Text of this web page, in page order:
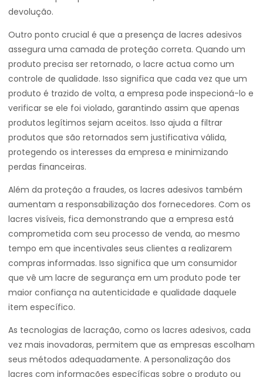
devolução.
Outro ponto crucial é que a presença de lacres adesivos
assegura uma camada de proteção correta. Quando um
produto precisa ser retornado, o lacre actua como um
controle de qualidade. Isso significa que cada vez que um
produto é trazido de volta, a empresa pode inspecioná-lo e
verificar se ele foi violado, garantindo assim que apenas
produtos legítimos sejam aceitos. Isso ajuda a filtrar
produtos que são retornados sem justificativa válida,
protegendo os interesses da empresa e minimizando
perdas financeiras.
Além da proteção a fraudes, os lacres adesivos também
aumentam a responsabilização dos fornecedores. Com os
lacres visíveis, fica demonstrando que a empresa está
comprometida com seu processo de venda, ao mesmo
tempo em que incentivales seus clientes a realizarem
compras informadas. Isso significa que um consumidor
que vê um lacre de segurança em um produto pode ter
maior confiança na autenticidade e qualidade daquele
item específico.
As tecnologias de lacração, como os lacres adesivos, cada
vez mais inovadoras, permitem que as empresas escolham
seus métodos adequadamente. A personalização dos
lacres com informações específicas sobre o produto ou